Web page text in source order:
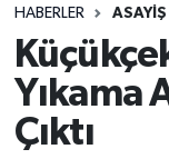
HABERLER ASAYIŞ
Yıkama
Çıktı
Trafik
Süper Lig
Tüm